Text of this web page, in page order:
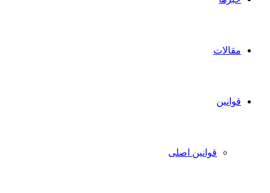
مقالات
قوانین
قوانین اصلی